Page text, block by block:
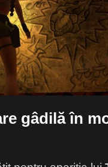
gâdilă în